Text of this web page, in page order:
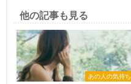
他の記事も見る
あの人の気持ち